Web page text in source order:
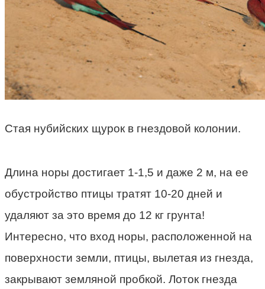
Стая нубийских щурок в гнездовой колонии.
Длина норы достигает 1-1,5 и даже 2 м, на ее
обустройство птицы тратят 10-20 дней и
удаляют за это время до 12 кг грунта!
Интересно, что вход норы, расположенной на
поверхности земли, птицы, вылетая из гнезда,
закрывают земляной пробкой. Лоток гнезда